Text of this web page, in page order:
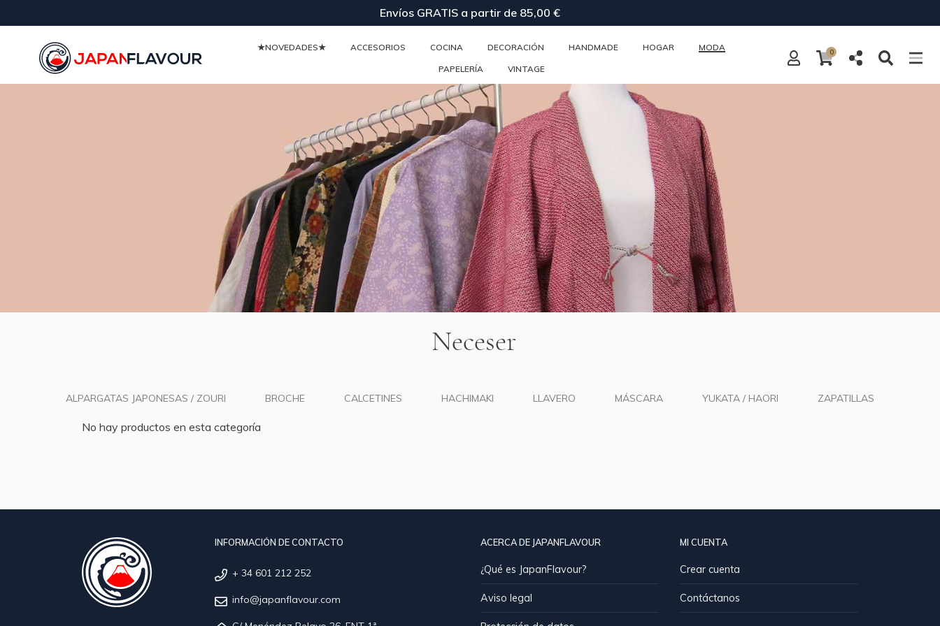
Envíos GRATIS a partir de 85,00 €
★NOVEDADES★ ACCESORIOS COCINA DECORACIÓN HANDMADE HOGAR MODA
PAPELERÍA VINTAGE
0
Neceser
ALPARGATAS JAPONESAS / ZOURI BROCHE CALCETINES HACHIMAKI LLAVERO MÁSCARA YUKATA / HAORI ZAPATILLAS
No hay productos en esta categoría
INFORMACIÓN DE CONTACTO
+ 34 601 212 252
info@japanflavour.com
ACERCA DE JAPANFLAVOUR
¿Qué es JapanFlavour?
Aviso legal
MI CUENTA
Crear cuenta
Contáctanos